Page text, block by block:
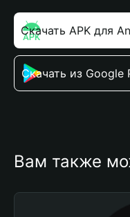
Скачать APK для
Скачать из Google
Вам также